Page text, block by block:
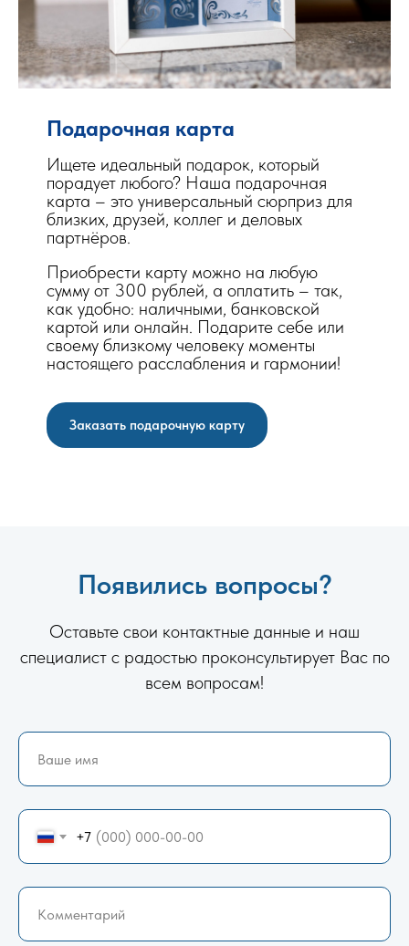
Подарочная карта
Ищете идеальный подарок, который
порадует любого? Наша подарочная
карта – это универсальный сюрприз для
близких, друзей, коллег и деловых
партнёров.
Приобрести карту можно на любую
сумму от 300 рублей, а оплатить – так,
как удобно: наличными, банковской
картой или онлайн. Подарите себе или
своему близкому человеку моменты
настоящего расслабления и гармонии!
Заказать подарочную карту
Появились вопросы?
Оставьте свои контактные данные и наш
специалист с радостью проконсультирует Вас по
всем вопросам!
+7